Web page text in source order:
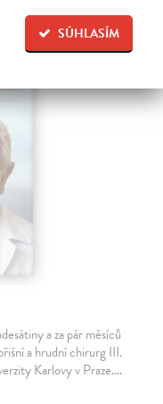
SÚHLASÍM
a za pár měsíců
a hrudní chirurg III.
Karlovy v Praze.…